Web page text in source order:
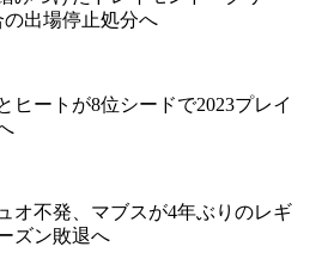
の出場停止処分へ
ヒートが8位シードで2023プレイ
オ不発、マブスが4年ぶりのレギ
ズン敗退へ